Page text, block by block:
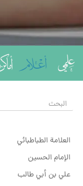
العلامة الطباطبائي
الإمام الحسين
علي بن أبي طالب